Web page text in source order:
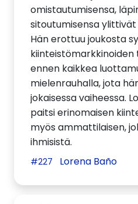
omistautumisensa,
sitoutumisensa ylittivät
Hän erottuu joukosta
ennen kaikkea
mielenrauhalla, jota
jokaisessa vaiheessa.
paitsi erinomaisen
myös ammattilaisen,
ihmisistä.
#227 Lorena Baño